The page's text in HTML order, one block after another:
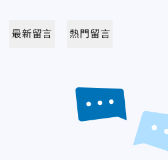
最新留言 熱門留言